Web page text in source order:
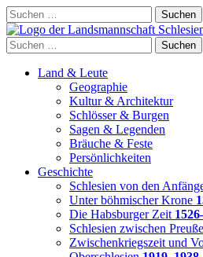
Skip
to
content
Suchen
nach:
Suchen
nach:
Land & Leute
Geographie
Kultur & Architektur
Schlösser & Burgen
Sagen & Legenden
Bräuche & Feste
Persönlichkeiten
Geschichte
Schlesien von den
Unter böhmischer Krone
Die Habsburger Zeit
Schlesien zwischen
Zwischenkriegszeit und